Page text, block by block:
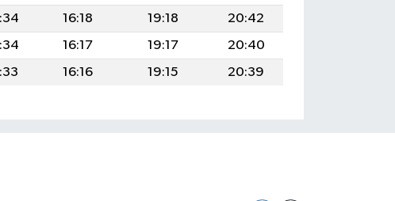
16:18 19:18
20:42
16:17 19:17
20:40
16:16 19:15 20:39